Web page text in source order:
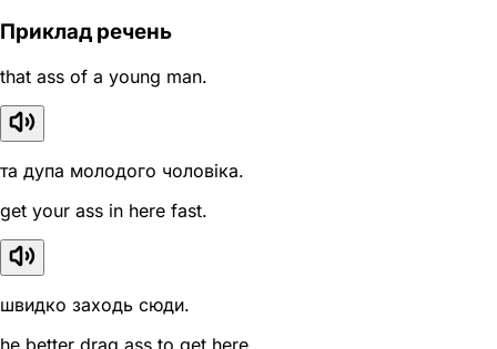
Приклад речень
that ass of a young man.
та дупа молодого чоловіка.
get your ass in here fast.
швидко заходь сюди.